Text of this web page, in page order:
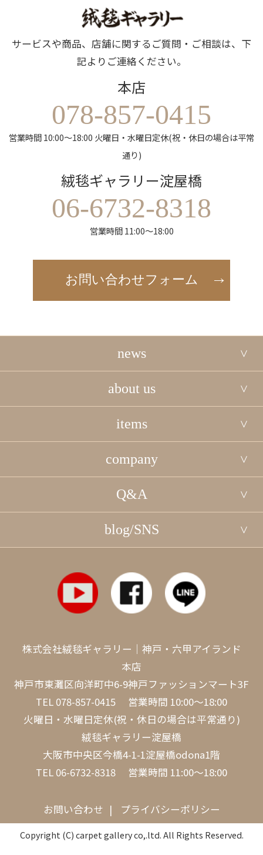
サービスや商品、店舗に関するご質問・ご相談は、下
記よりご連絡ください。
本店
078-857-0415
営業時間 10:00～18:00 火曜日・水曜日定休(祝・休日の場合は平常
通り)
絨毯ギャラリー淀屋橋
06-6732-8318
営業時間 11:00～18:00
お問い合わせフォーム
news
about us
items
company
Q&A
blog/SNS
株式会社絨毯ギャラリー｜神戸・六甲アイランド
本店
神戸市東灘区向洋町中6-9神戸ファッションマート3F
TEL 078-857-0415 営業時間 10:00～18:00
火曜日・水曜日定休(祝・休日の場合は平常通り)
絨毯ギャラリー淀屋橋
大阪市中央区今橋4-1-1淀屋橋odona1階
TEL 06-6732-8318 営業時間 11:00～18:00
お問い合わせ プライバシーポリシー
Copyright (C) carpet gallery co,.ltd. All Rights Reserved.